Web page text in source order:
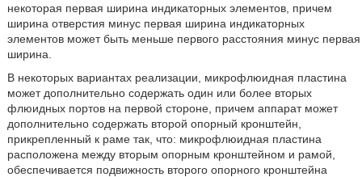
некоторая первая ширина индикаторных элементов, причем
ширина отверстия минус первая ширина индикаторных
элементов может быть меньше первого расстояния минус первая
ширина.
В некоторых вариантах реализации, микрофлюидная пластина
может дополнительно содержать один или более вторых
флюидных портов на первой стороне, причем аппарат может
дополнительно содержать второй опорный кронштейн,
прикрепленный к раме так, что: микрофлюидная пластина
расположена между вторым опорным кронштейном и рамой,
обеспечивается подвижность второго опорного кронштейна